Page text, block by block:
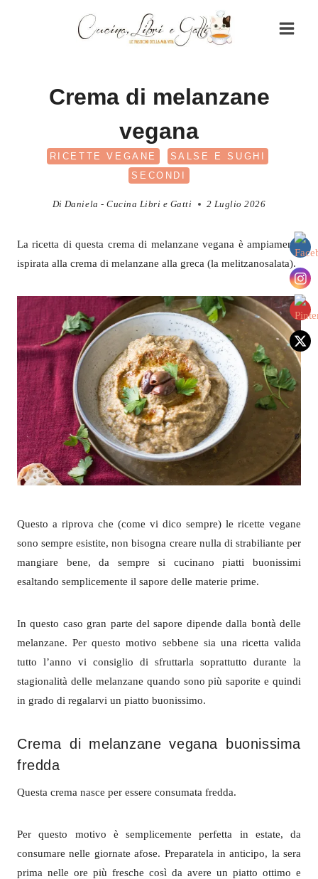
Crema di melanzane
vegana
RICETTE VEGANE
SALSE E SUGHI
SECONDI
Di Daniela - Cucina Libri e Gatti 2 Luglio 2026
La ricetta di questa crema di melanzane vegana è ampiamente
ispirata alla crema di melanzane alla greca (la melitzanosalata).
Questo a riprova che (come vi dico sempre) le ricette vegane
sono sempre esistite, non bisogna creare nulla di strabiliante per
mangiare bene, da sempre si cucinano piatti buonissimi
esaltando semplicemente il sapore delle materie prime.
In questo caso gran parte del sapore dipende dalla bontà delle
melanzane. Per questo motivo sebbene sia una ricetta valida
tutto l’anno vi consiglio di sfruttarla soprattutto durante la
stagionalità delle melanzane quando sono più saporite e quindi
in grado di regalarvi un piatto buonissimo.
Crema di melanzane vegana buonissima
fredda
Questa crema nasce per essere consumata fredda.
Per questo motivo è semplicemente perfetta in estate, da
consumare nelle giornate afose. Preparatela in anticipo, la sera
prima nelle ore più fresche così da avere un piatto ottimo e